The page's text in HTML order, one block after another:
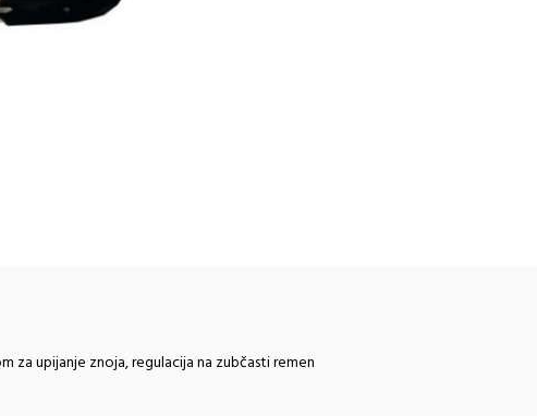
za upijanje znoja, regulacija na zubčasti remen